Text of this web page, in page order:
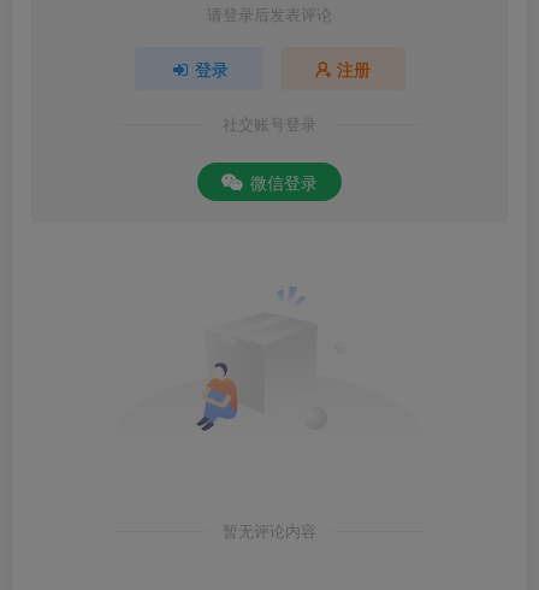
请登录后发表评论
登录 注册
社交账号登录
微信登录
暂无评论内容